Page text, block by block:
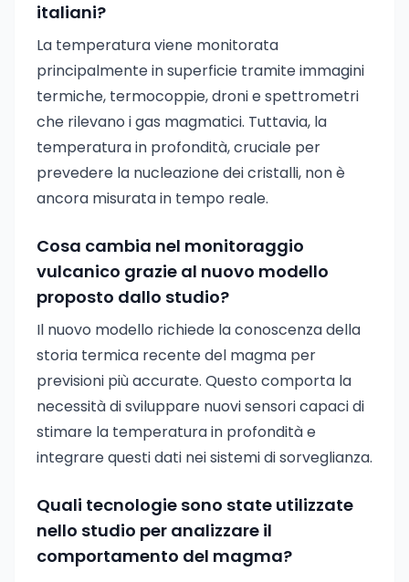
italiani?
La temperatura viene monitorata
principalmente in superficie tramite immagini
termiche, termocoppie, droni e spettrometri
che rilevano i gas magmatici. Tuttavia, la
temperatura in profondità, cruciale per
prevedere la nucleazione dei cristalli, non è
ancora misurata in tempo reale.
Cosa cambia nel monitoraggio
vulcanico grazie al nuovo modello
proposto dallo studio?
Il nuovo modello richiede la conoscenza della
storia termica recente del magma per
previsioni più accurate. Questo comporta la
necessità di sviluppare nuovi sensori capaci di
stimare la temperatura in profondità e
integrare questi dati nei sistemi di sorveglianza.
Quali tecnologie sono state utilizzate
nello studio per analizzare il
comportamento del magma?